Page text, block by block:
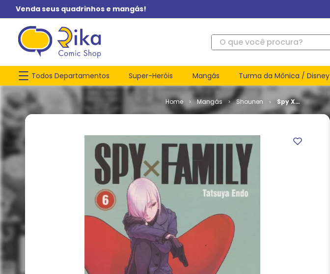
Venda seus quadrinhos e mangás!
O que você procura?
Todos Departamentos Super-Heróis Mangás Turma da Mônica / Disney
Mangás Shounen
Spy X
Family #